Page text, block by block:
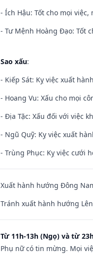
- Ích Hậu: Tốt cho mọi
- Tư Mệnh Hoàng Đạo: Tốt
Sao xấu:
- Kiếp Sát: Kỵ việc xuất
- Hoang Vu: Xấu cho mọi
- Địa Tặc: Xấu đối với việc
- Ngũ Quỹ: Kỵ việc xuất
- Trùng Phục: Kỵ việc cưới
Xuất hành hướng Đông
Tránh xuất hành hướng
Từ 11h-13h (Ngọ) và từ
Phụ nữ có tin mừng. Mọi